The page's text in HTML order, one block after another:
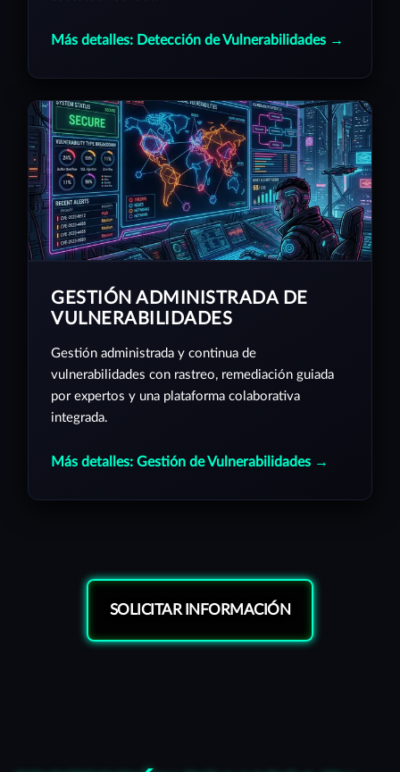
Más detalles: Detección de Vulnerabilidades →
GESTIÓN ADMINISTRADA DE
VULNERABILIDADES
Gestión administrada y continua de
vulnerabilidades con rastreo, remediación guiada
por expertos y una plataforma colaborativa
integrada.
Más detalles: Gestión de Vulnerabilidades →
SOLICITAR INFORMACIÓN